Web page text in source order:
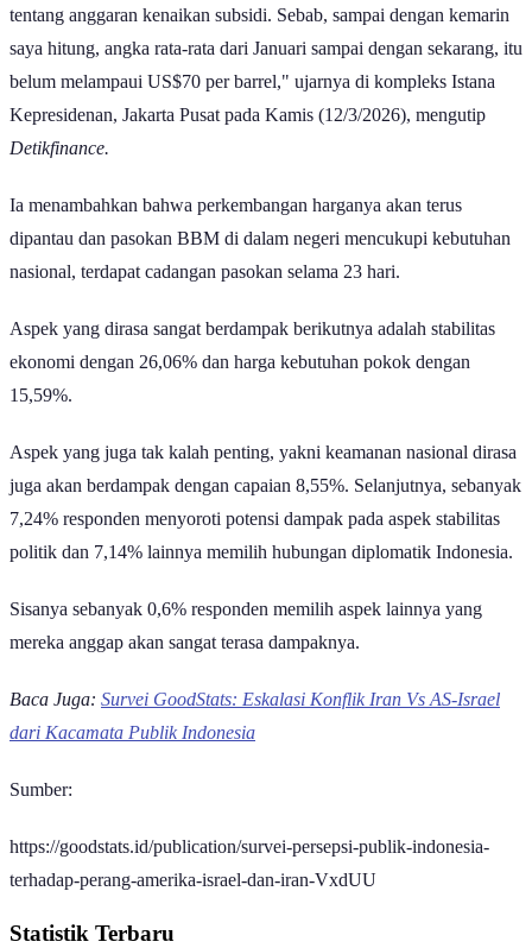
Penutupan Selat Hormuz yang diumumkan oleh Garda Revolusi
Iran secara otomatis mengganggu perdagangan minyak
akan merasa sangat terdampak dengan harga bahan bakar mesin
(BBM) dan energi, sebagaimana yang diutarakan oleh 34,8%
responden.
Lahadalia mengatakan bahwa pemerintah terus memantau harga
minyak dunia dari awal Januari.
“Sampai dengan sekarang, kita belum menghitung secara pasti
tentang anggaran kenaikan subsidi. Sebab, sampai dengan kemarin
saya hitung, angka rata-rata dari Januari sampai dengan sekarang, itu
Kepresidenan, Jakarta Pusat pada Kamis (12/3/2026), mengutip
Detikfinance.
Ia menambahkan bahwa perkembangan harganya akan terus